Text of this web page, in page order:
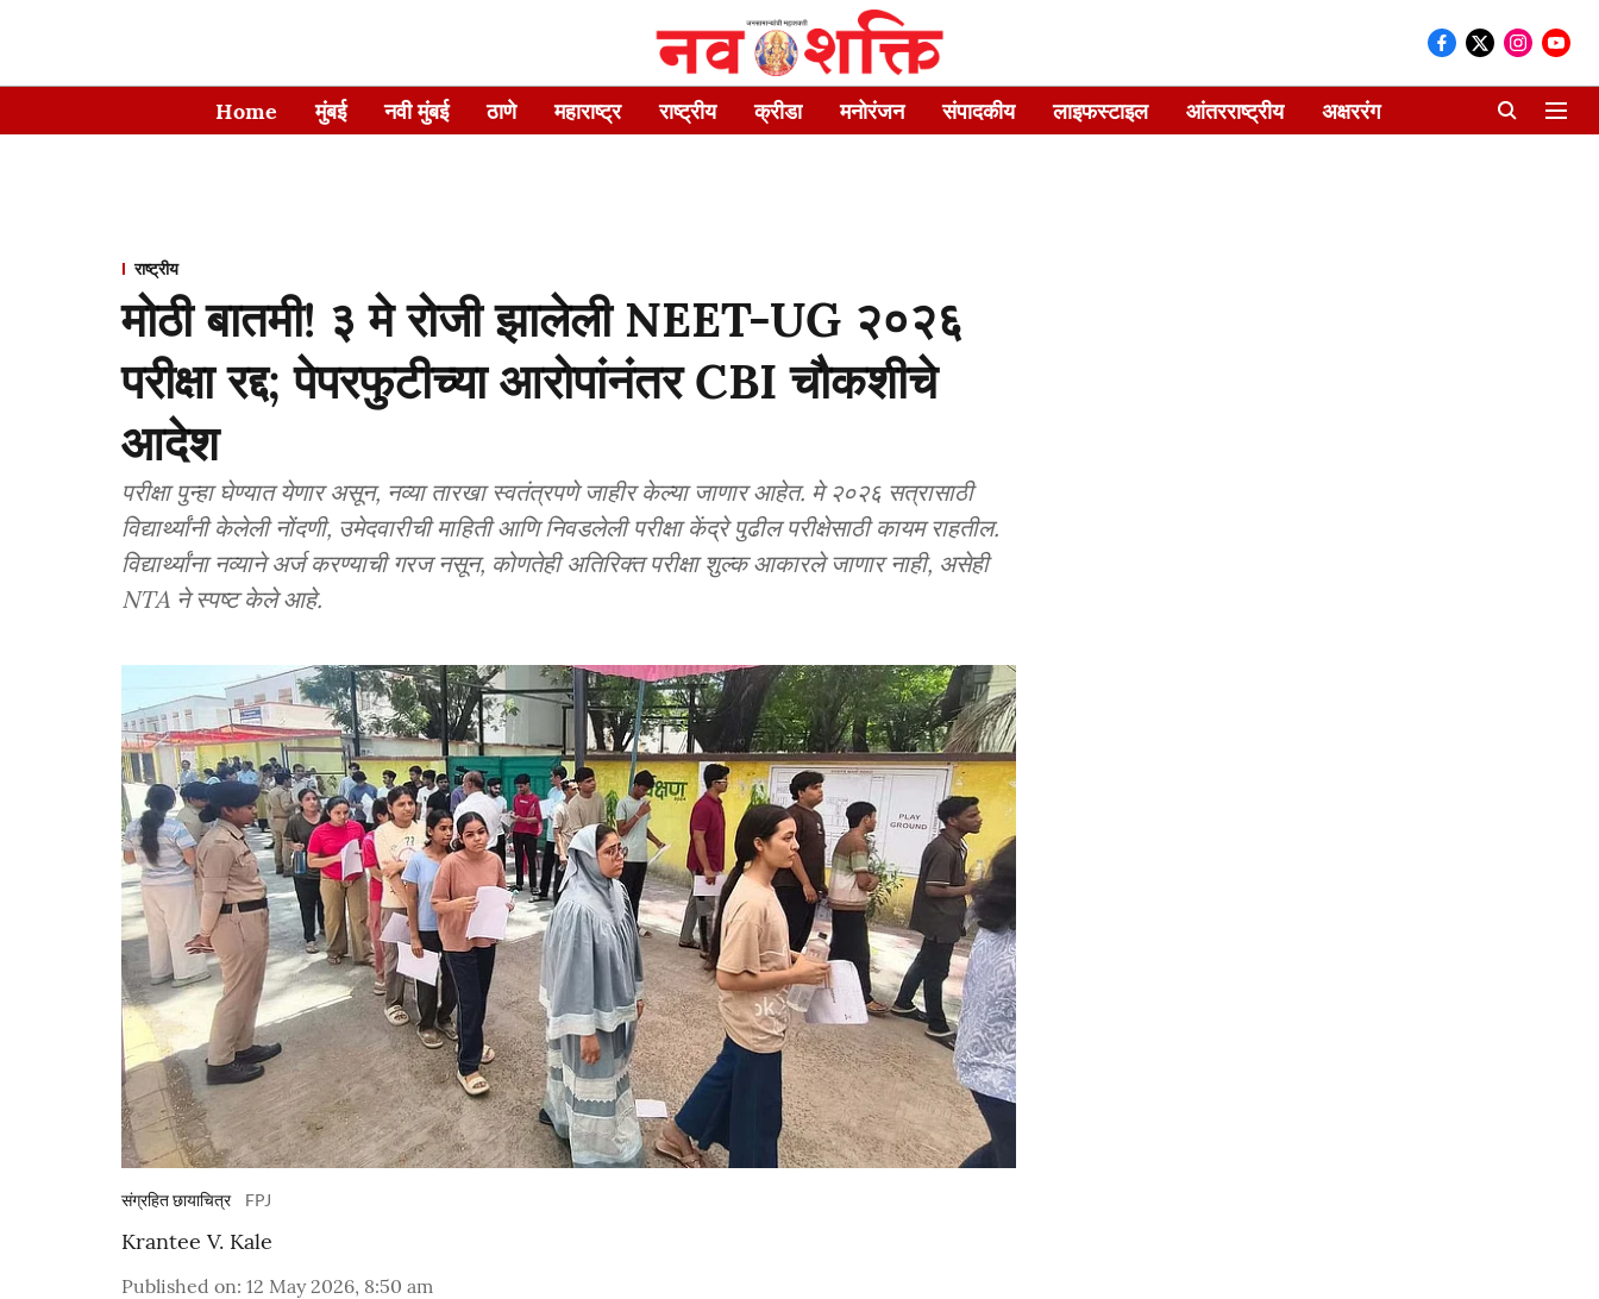
Home मुंबई नवी मुंबई ठाणे महाराष्ट्र राष्ट्रीय क्रीडा मनोरंजन संपादकीय लाइफस्टाइल आंतरराष्ट्रीय अक्षररंग
राष्ट्रीय
मोठी बातमी! ३ मे रोजी झालेली NEET-UG २०२६
परीक्षा रद्द; पेपरफुटीच्या आरोपांनंतर CBI चौकशीचे
आदेश
परीक्षा पुन्हा घेण्यात येणार असून, नव्या तारखा स्वतंत्रपणे जाहीर केल्या जाणार आहेत. मे २०२६ सत्रासाठी
विद्यार्थ्यांनी केलेली नोंदणी, उमेदवारीची माहिती आणि निवडलेली परीक्षा केंद्रे पुढील परीक्षेसाठी कायम राहतील.
विद्यार्थ्यांना नव्याने अर्ज करण्याची गरज नसून, कोणतेही अतिरिक्त परीक्षा शुल्क आकारले जाणार नाही, असेही
NTA ने स्पष्ट केले आहे.
संग्रहित छायाचित्र FPJ
Krantee V. Kale
Published on: 12 May 2026, 8:50 am